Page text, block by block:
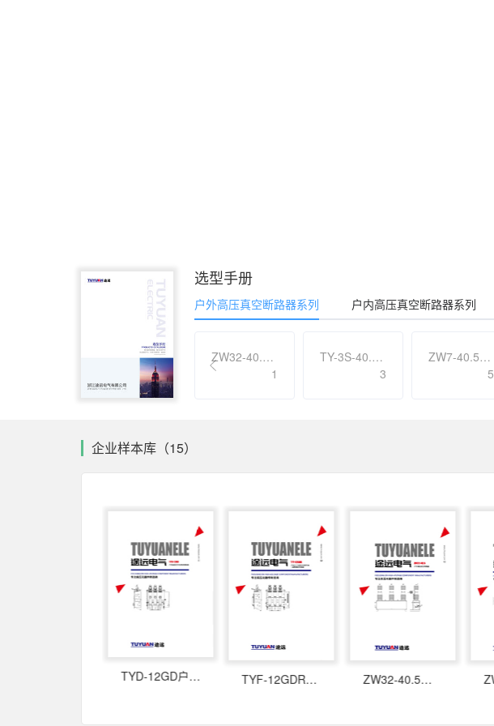
选型手册
户外高压真空断路器系列
户内高压真空断路器系列
ZW32-40.5F(M) 专利产品户外高压智能 ( 永磁 ) 真空断路器
1
TY-3S-40.5 专利产品户外柱上永磁真空断路器
3
ZW7-40.5F(M) 专利产品户外高压智能 ( 永磁 ) 真空断路器
5
企业样本库（15）
TYD-12GD户内高压三工位真空断路器 TYF-12GDR户内三工位真空负荷开关 +熔断器组合电器 ZW32-40.5户外高压真空断路器